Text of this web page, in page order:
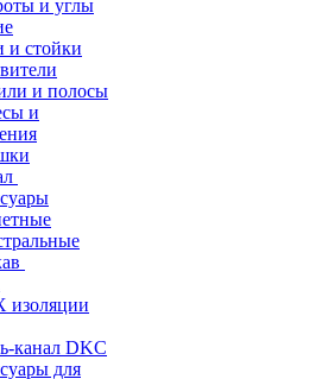
и углы
и стойки
и полосы
и
канал DKC
для